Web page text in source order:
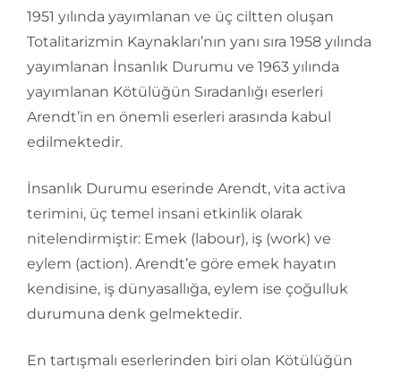
1951 yılında yayımlanan ve üç ciltten oluşan
Totalitarizmin Kaynakları’nın yanı sıra 1958 yılında
yayımlanan İnsanlık Durumu ve 1963 yılında
yayımlanan Kötülüğün Sıradanlığı eserleri
Arendt’in en önemli eserleri arasında kabul
edilmektedir.
İnsanlık Durumu eserinde Arendt, vita activa
terimini, üç temel insani etkinlik olarak
nitelendirmiştir: Emek (labour), iş (work) ve
eylem (action). Arendt’e göre emek hayatın
kendisine, iş dünyasallığa, eylem ise çoğulluk
durumuna denk gelmektedir.
En tartışmalı eserlerinden biri olan Kötülüğün